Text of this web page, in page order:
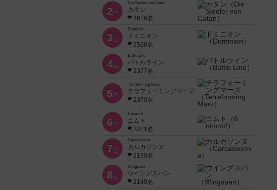
2位
Die Siedler von Catan
カタン
3616名
3位
Dominion
ドミニオン
2528名
4位
Battle Line
バトルライン
2377名
5位
Terraforming Mars
テラフォーミングマーズ
2370名
6位
6 nimmt!
ニムト
2201名
7位
Carcassonne
カルカソンヌ
2190名
8位
Wingspan
ウイングスパン
2149名